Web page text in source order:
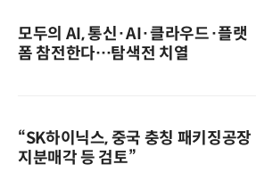
모두의 AI, 통신·AI·클라우드·플랫
폼 참전한다…탐색전 치열
“SK하이닉스, 중국 충칭 패키징공장
지분매각 등 검토”